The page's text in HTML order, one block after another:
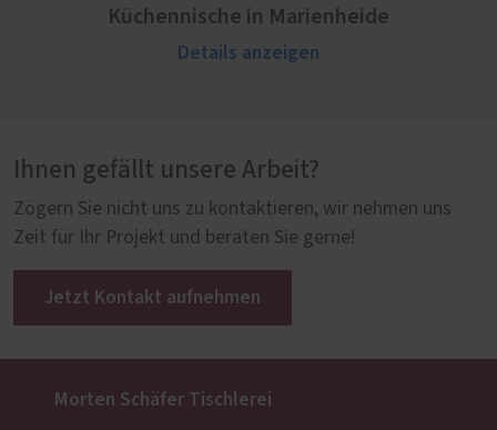
Küchennische in Marienheide
Details anzeigen
Ihnen gefällt unsere Arbeit?
Zögern Sie nicht uns zu kontaktieren, wir nehmen uns
Zeit für Ihr Projekt und beraten Sie gerne!
Jetzt Kontakt aufnehmen
Morten Schäfer Tischlerei